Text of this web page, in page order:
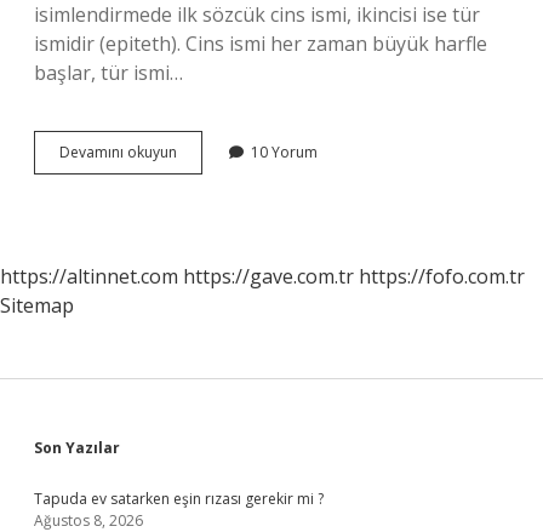
isimlendirmede ilk sözcük cins ismi, ikincisi ise tür
ismidir (epiteth). Cins ismi her zaman büyük harfle
başlar, tür ismi…
Devamını okuyun
Isim
10 Yorum
https://altinnet.com https://gave.com.tr https://fofo.com.tr
Sitemap
Sidebar
Son Yazılar
Tapuda ev satarken eşin rızası gerekir mi ?
Ağustos 8, 2026